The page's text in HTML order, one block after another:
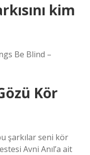
kim
Be Blind –
Kör
şarkılar seni kör
Avni Anıl’a ait